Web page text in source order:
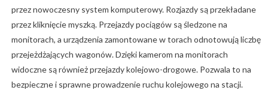
przez nowoczesny system komputerowy. Rozjazdy są przekładane
przez kliknięcie myszką. Przejazdy pociągów są śledzone na
monitorach, a urządzenia zamontowane w torach odnotowują liczbę
przejeżdżających wagonów. Dzięki kamerom na monitorach
widoczne są również przejazdy kolejowo-drogowe. Pozwala to na
bezpieczne i sprawne prowadzenie ruchu kolejowego na stacji.